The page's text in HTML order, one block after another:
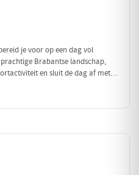
je voor op een dag vol
Brabantse landschap,
en sluit de dag af met